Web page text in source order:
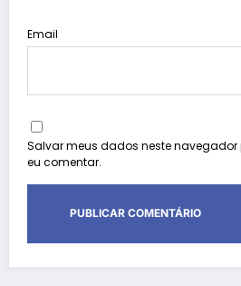
Email
Salvar meus dados neste navegador
eu comentar.